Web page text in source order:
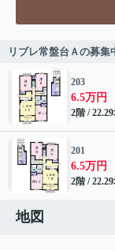
リブレ常盤台Ａの募集
203
6.5万円
2階 /
201
6.5万円
2階 /
地図